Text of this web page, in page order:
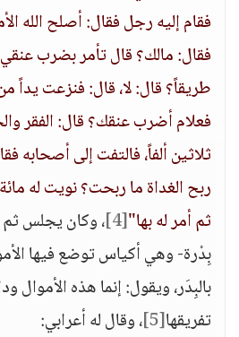
فقام إليه رجل فقال: أصلح الله
فقال: مالك؟ قال تأمر بضرب
طريقاً؟ قال: لا، قال: فنزعت يداً
فعلام أضرب عنقك؟ قال: الفقر
ثلاثين ألفاً، فالتفت إلى أصحابه
ربح الغداة ما ربحت؟ نويت له
ثم أمر له بها"[4] ، وكان يجلس ثم
بِدْرة- وهي أكياس توضع فيها
بالبِدَر، ويقول: إنما هذه الأموال
تفريقها[5] ، وقال له أعرابي: